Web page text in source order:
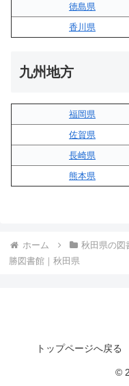
徳島県
香川県
九州地方
福岡県
佐賀県
長崎県
熊本県
ホーム 秋田県の図
勝図書館｜秋田県
トップページへ戻る
©